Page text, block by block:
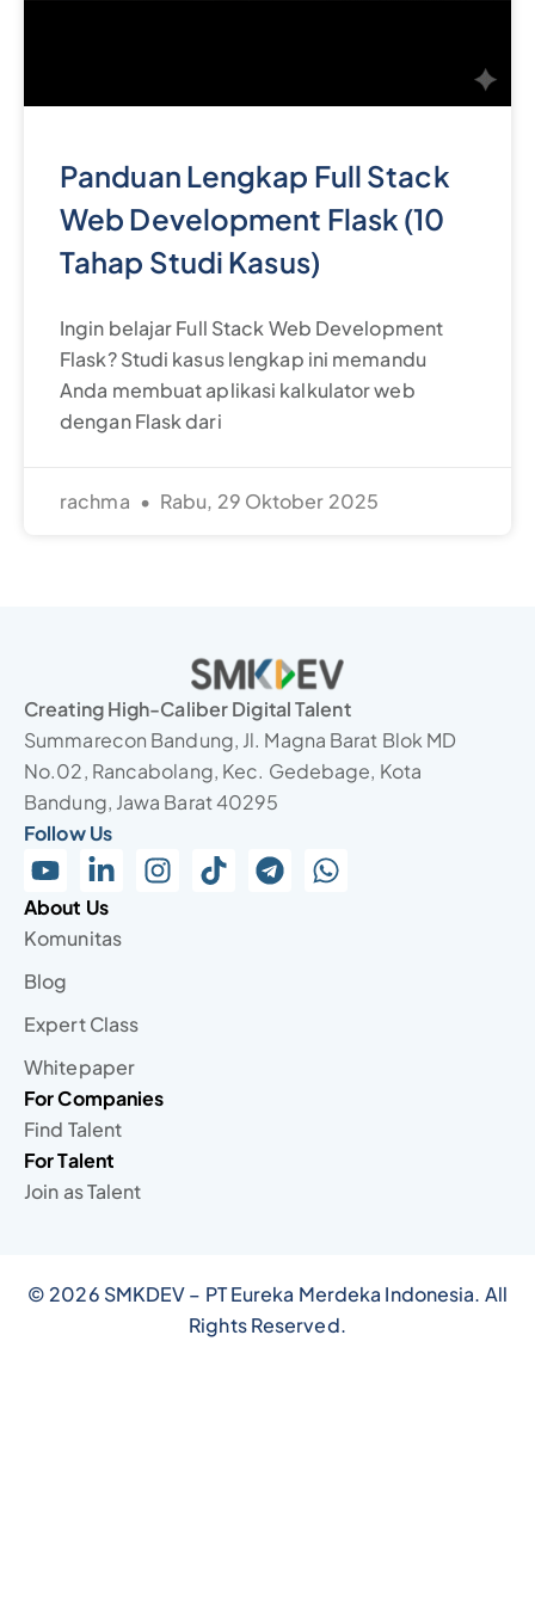
Panduan Lengkap Full Stack
Web Development Flask (10
Tahap Studi Kasus)
Ingin belajar Full Stack Web Development
Flask? Studi kasus lengkap ini memandu
Anda membuat aplikasi kalkulator web
dengan Flask dari
rachma Rabu, 29 Oktober 2025
Creating High-Caliber Digital Talent
Summarecon Bandung, Jl. Magna Barat Blok MD
No.02, Rancabolang, Kec. Gedebage, Kota
Bandung, Jawa Barat 40295
Follow Us
About Us
Komunitas
Blog
Expert Class
Whitepaper
For Companies
Find Talent
For Talent
Join as Talent
© 2026 SMKDEV – PT Eureka Merdeka Indonesia. All
Rights Reserved.